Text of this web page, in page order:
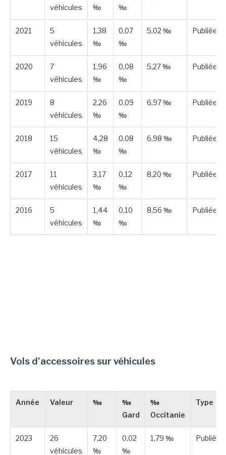
véhicules
‰
‰
2021
5
véhicules
1,38
‰
0,07
‰
5,02 ‰ Publiée
2020
7
véhicules
1,96
‰
0,08
‰
5,27 ‰ Publiée
2019
8
véhicules
2,26
‰
0,09
‰
6,97 ‰ Publiée
2018
15
véhicules
4,28
‰
0,08
‰
6,98 ‰ Publiée
2017
11
véhicules
3,17
‰
0,12
‰
8,20 ‰ Publiée
2016
5
véhicules
1,44
‰
0,10
‰
8,56 ‰ Publiée
Vols d'accessoires sur véhicules
Année Valeur ‰
‰
Gard
‰
Occitanie
Type
2023
26
véhicules
7,20
‰
0,02
‰
1,79 ‰ Publiée